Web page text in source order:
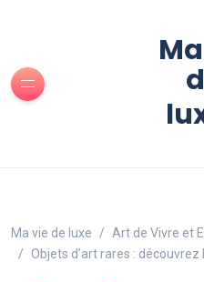
Ma vie de luxe
Art de Vivre et
Objets d’art rares :